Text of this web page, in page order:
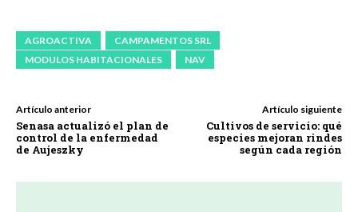
AGROACTIVA
CAMPAMENTOS SRL
MODULOS HABITACIONALES
NAV
Artículo anterior
Senasa actualizó el plan de
control de la enfermedad
de Aujeszky
Artículo siguiente
Cultivos de servicio: qué
especies mejoran rindes
según cada región